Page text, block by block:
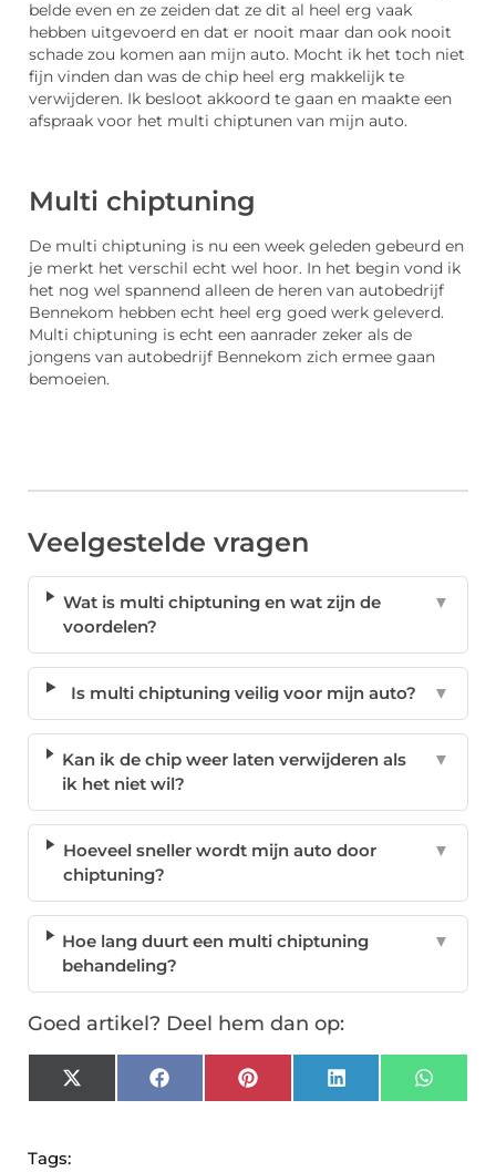
belde even en ze zeiden dat ze dit al heel erg vaak
hebben uitgevoerd en dat er nooit maar dan ook nooit
schade zou komen aan mijn auto. Mocht ik het toch niet
fijn vinden dan was de chip heel erg makkelijk te
verwijderen. Ik besloot akkoord te gaan en maakte een
afspraak voor het multi chiptunen van mijn auto.
Multi chiptuning
De multi chiptuning is nu een week geleden gebeurd en
je merkt het verschil echt wel hoor. In het begin vond ik
het nog wel spannend alleen de heren van autobedrijf
Bennekom hebben echt heel erg goed werk geleverd.
Multi chiptuning is echt een aanrader zeker als de
jongens van autobedrijf Bennekom zich ermee gaan
bemoeien.
Veelgestelde vragen
Wat is multi chiptuning en wat zijn de
voordelen?
▼
Is multi chiptuning veilig voor mijn auto? ▼
Kan ik de chip weer laten verwijderen als
ik het niet wil?
▼
Hoeveel sneller wordt mijn auto door
chiptuning?
▼
Hoe lang duurt een multi chiptuning
behandeling?
▼
Goed artikel? Deel hem dan op:
X
(Twitter)
FacebookPinterest LinkedIn
Tags: